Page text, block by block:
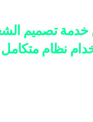
خدمة تصميم
نظام